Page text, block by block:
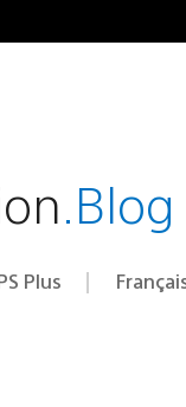
.Blog
Plus Choisir
Région